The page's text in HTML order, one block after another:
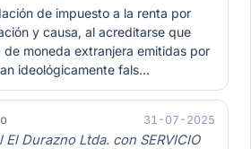
de impuesto a la renta por
y causa, al acreditarse que
moneda extranjera emitidas por
ideológicamente fals…
31-07-2025
Durazno Ltda. con SERVICIO